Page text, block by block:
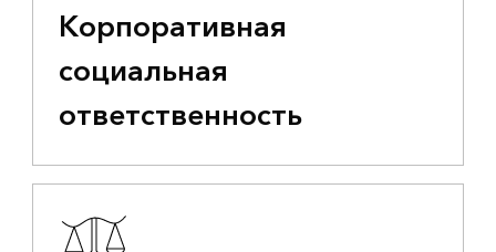
Корпоративная
социальная
ответственность